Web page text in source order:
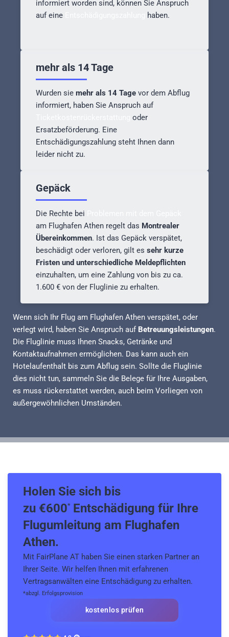
informiert worden sind, können Sie Anspruch
auf eine
haben.
mehr als 14 Tage
Wurden sie mehr als 14 Tage vor dem Abflug
informiert, haben Sie Anspruch auf
oder
Ersatzbeförderung. Eine
Entschädigungszahlung steht Ihnen dann
leider nicht zu.
Gepäck
Die Rechte bei
am Flughafen Athen regelt das Montrealer
Übereinkommen. Ist das Gepäck verspätet,
beschädigt oder verloren, gilt es sehr kurze
Fristen und unterschiedliche Meldepflichten
einzuhalten, um eine Zahlung von bis zu ca.
1.600 € von der Fluglinie zu erhalten.
Wenn sich Ihr Flug am Flughafen Athen verspätet, oder
verlegt wird, haben Sie Anspruch auf Betreuungsleistungen.
Die Fluglinie muss Ihnen Snacks, Getränke und
Kontaktaufnahmen ermöglichen. Das kann auch ein
Hotelaufenthalt bis zum Abflug sein. Sollte die Fluglinie
dies nicht tun, sammeln Sie die Belege für Ihre Ausgaben,
es muss rückerstattet werden, auch beim Vorliegen von
außergewöhnlichen Umständen.
Holen Sie sich bis
zu €600*Entschädigung für Ihre
Flugumleitung am Flughafen
Athen.
Mit FairPlane AT haben Sie einen starken Partner an
Ihrer Seite. Wir helfen Ihnen mit erfahrenen
Vertragsanwälten eine Entschädigung zu erhalten.
*abzgl. Erfolgsprovision
kostenlos prüfen